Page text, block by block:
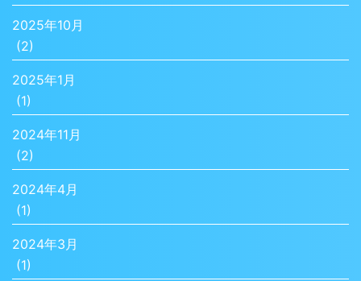
2025年10月
(2)
2025年1月
(1)
2024年11月
(2)
2024年4月
(1)
2024年3月
(1)